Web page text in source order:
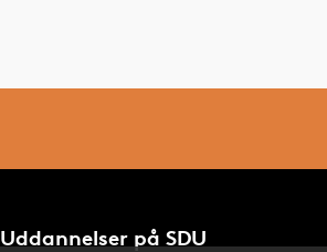
Uddannelser på SDU